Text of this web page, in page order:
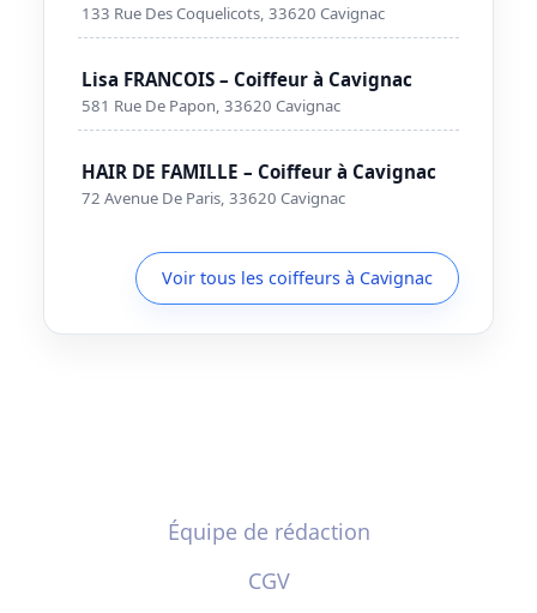
133 Rue Des Coquelicots, 33620 Cavignac
Lisa FRANCOIS – Coiffeur à Cavignac
581 Rue De Papon, 33620 Cavignac
HAIR DE FAMILLE – Coiffeur à Cavignac
72 Avenue De Paris, 33620 Cavignac
Voir tous les coiffeurs à Cavignac
Équipe de rédaction
CGV